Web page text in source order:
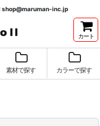
inc.jp
カート
素材で探す カラーで探す